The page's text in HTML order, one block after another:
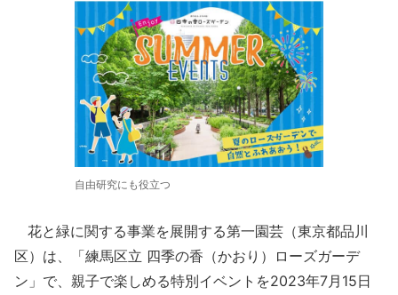
自由研究にも役立つ
花と緑に関する事業を展開する第一園芸（東京都品川
区）は、「練馬区立 四季の香（かおり）ローズガーデ
ン」で、親子で楽しめる特別イベントを2023年7月15日